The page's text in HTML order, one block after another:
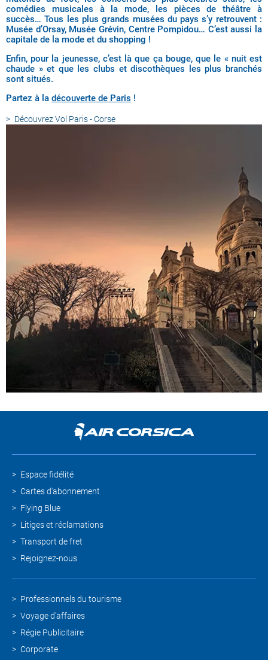
comédies musicales à la mode, les pièces de théâtre à
succès… Tous les plus grands musées du pays s’y retrouvent :
Musée d’Orsay, Musée Grévin, Centre Pompidou… C’est aussi la
capitale de la mode et du shopping !
Enfin, pour la jeunesse, c’est là que ça bouge, que le « nuit est
chaude » et que les clubs et discothèques les plus branchés
sont situés.
Partez à la découverte de Paris !
DécouvrezVol Paris - Corse
Espace fidélité
Cartes d'abonnement
Flying Blue
Litiges et réclamations
Transport de fret
Rejoignez-nous
Professionnels du tourisme
Voyage d'affaires
Régie Publicitaire
Corporate